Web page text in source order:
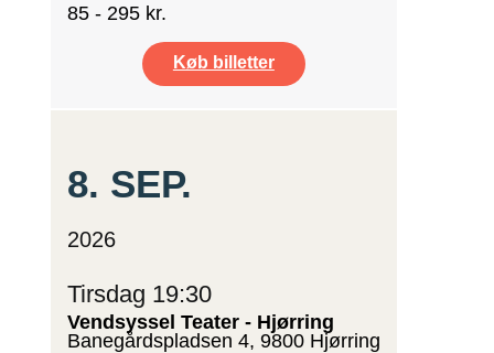
85 - 295 kr.
Køb billetter
8. SEP.
2026
Tirsdag 19:30
Vendsyssel Teater - Hjørring
Banegårdspladsen 4, 9800 Hjørring